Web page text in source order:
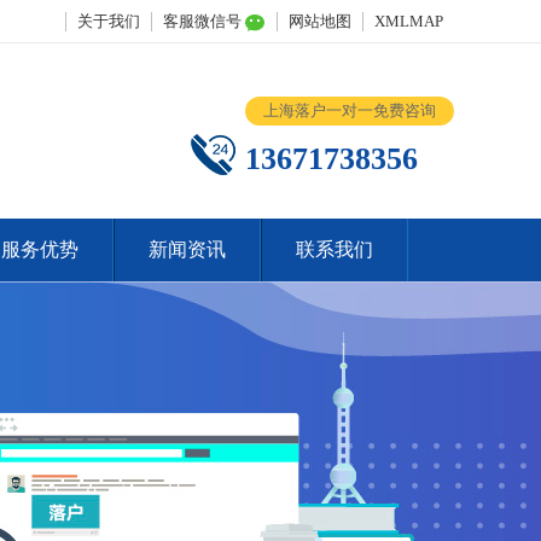
关于我们 客服微信号 网站地图 XMLMAP
上海落户一对一免费咨询
13671738356
服务优势 新闻资讯 联系我们